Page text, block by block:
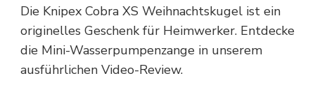
Die Knipex Cobra XS Weihnachtskugel ist ein
originelles Geschenk für Heimwerker. Entdecke
die Mini-Wasserpumpenzange in unserem
ausführlichen Video-Review.